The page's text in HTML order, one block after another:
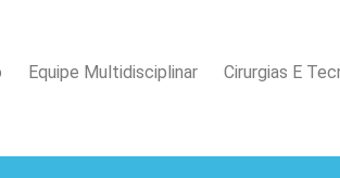
Equipe Multidisciplinar Cirurgias E